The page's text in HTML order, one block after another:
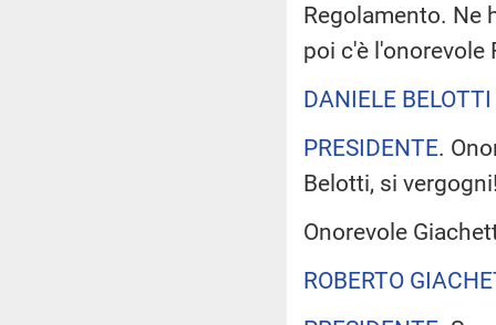
Regolamento. Ne
poi c'è l'onorevole
DANIELE BELOTTI
PRESIDENTE.
Belotti, si
Onorevole
ROBERTO